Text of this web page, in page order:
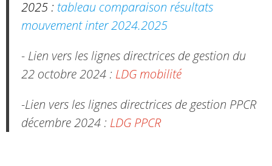
2025 : tableau comparaison résultats
mouvement inter 2024.2025
- Lien vers les lignes directrices de gestion du
22 octobre 2024 : LDG mobilité
-Lien vers les lignes directrices de gestion PPCR
décembre 2024 : LDG PPCR